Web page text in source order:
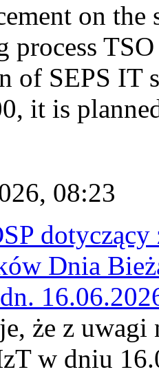
on
process
of SEPS IT
it is
08:23
dotyczący
Dnia
że z uwagi
w dniu